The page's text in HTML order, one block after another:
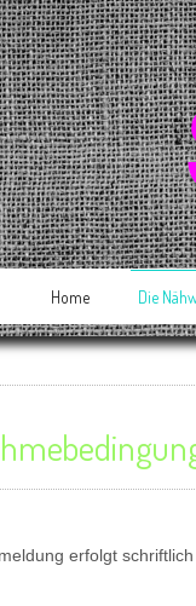
Home Die
erfolgt